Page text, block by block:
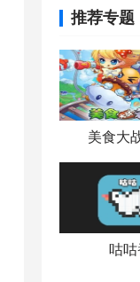
推荐专题
美食大
咕咕